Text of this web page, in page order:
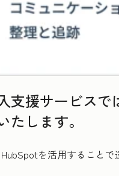
支援サービス
たします。
HubSpotを活用すること